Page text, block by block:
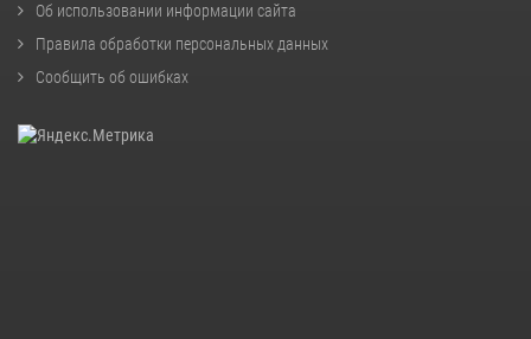
Об использовании информации сайта
Правила обработки персональных данных
Сообщить об ошибках